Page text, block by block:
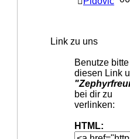
Link zu uns
Benutze bitte
diesen Link
bei dir zu
verlinken:
HTML: